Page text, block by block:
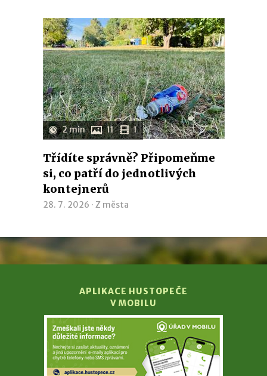
2 min 11 1
Třídíte správně? Připomeňme
si, co patří do jednotlivých
kontejnerů
28. 7. 2026 · Z města
APLIKACE HUSTOPEČE
V MOBILU